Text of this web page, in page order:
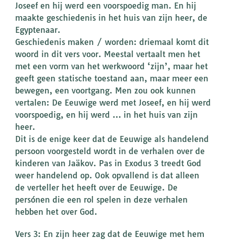
Joseef en hij werd een voorspoedig man. En hij
maakte geschiedenis in het huis van zijn heer, de
Egyptenaar.
Geschiedenis maken / worden: driemaal komt dit
woord in dit vers voor. Meestal vertaalt men het
met een vorm van het werkwoord ‘zijn’, maar het
geeft geen statische toestand aan, maar meer een
bewegen, een voortgang. Men zou ook kunnen
vertalen: De Eeuwige werd met Joseef, en hij werd
voorspoedig, en hij werd … in het huis van zijn
heer.
Dit is de enige keer dat de Eeuwige als handelend
persoon voorgesteld wordt in de verhalen over de
kinderen van Jaäkov. Pas in Exodus 3 treedt God
weer handelend op. Ook opvallend is dat alleen
de verteller het heeft over de Eeuwige. De
persónen die een rol spelen in deze verhalen
hebben het over God.
Vers 3: En zijn heer zag dat de Eeuwige met hem